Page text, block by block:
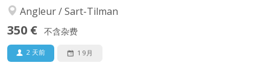
Angleur / Sart-Tilman
350 € 不含杂费
2 天前 1 9月